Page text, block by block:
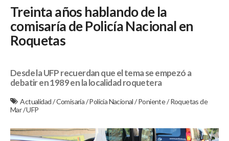
Treinta años hablando de la
comisaría de Policía Nacional en
Roquetas
Desde la UFP recuerdan que el tema se empezó a
debatir en 1989 en la localidad roquetera
Actualidad/Comisaría/Policía Nacional/Poniente/Roquetas de
Mar/UFP